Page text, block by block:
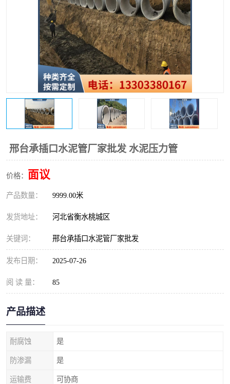
邢台承插口水泥管厂家批发 水泥压力管
价格： 面议
产品数量： 9999.00米
发货地址： 河北省衡水桃城区
关键词： 邢台承插口水泥管厂家批发
发布日期： 2025-07-26
阅 读 量： 85
产品描述
耐腐蚀 是
防渗漏 是
运输费 可协商
企口水泥管 钢承口水泥管
波纹管